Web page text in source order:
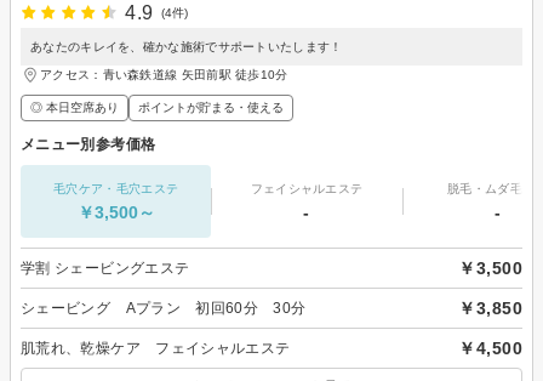
4.9
(4件)
あなたのキレイを、確かな施術でサポートいたします！
アクセス：青い森鉄道線 矢田前駅 徒歩10分
◎ 本日空席あり ポイントが貯まる・使える
メニュー別参考価格
毛穴ケア・毛穴エステ
￥3,500～
フェイシャルエステ
-
脱毛・ムダ毛処
-
学割 シェービングエステ ￥3,500
シェービング Aプラン 初回60分 30分 ￥3,850
肌荒れ、乾燥ケア フェイシャルエステ ￥4,500